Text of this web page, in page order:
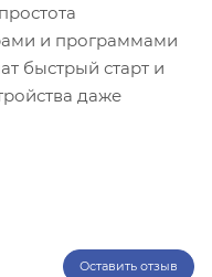
и программами
быстрый старт и
даже
Оставить отзыв